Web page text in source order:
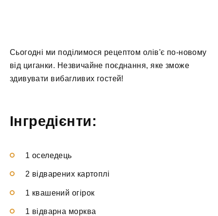
Сьогодні ми поділимося рецептом олів'є по-новому
від циганки. Незвичайне поєднання, яке зможе
здивувати вибагливих гостей!
Інгредієнти:
1 оселедець
2 відварених картоплі
1 квашений огірок
1 відварна морква